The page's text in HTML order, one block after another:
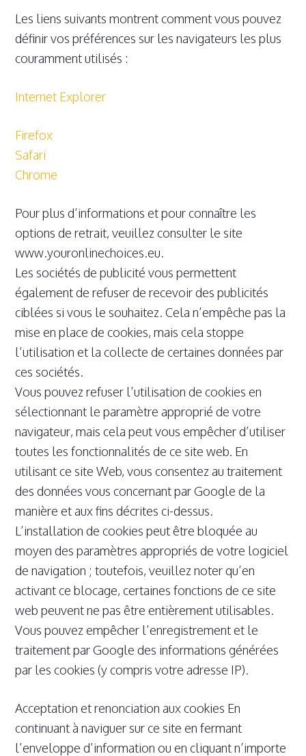
Les liens suivants montrent comment vous pouvez
définir vos préférences sur les navigateurs les plus
couramment utilisés :
Internet Explorer
Firefox
Safari
Chrome
Pour plus d’informations et pour connaître les
options de retrait, veuillez consulter le site
www.youronlinechoices.eu.
Les sociétés de publicité vous permettent
également de refuser de recevoir des publicités
ciblées si vous le souhaitez. Cela n’empêche pas la
mise en place de cookies, mais cela stoppe
l’utilisation et la collecte de certaines données par
ces sociétés.
Vous pouvez refuser l’utilisation de cookies en
sélectionnant le paramètre approprié de votre
navigateur, mais cela peut vous empêcher d’utiliser
toutes les fonctionnalités de ce site web. En
utilisant ce site Web, vous consentez au traitement
des données vous concernant par Google de la
manière et aux fins décrites ci-dessus.
L’installation de cookies peut être bloquée au
moyen des paramètres appropriés de votre logiciel
de navigation ; toutefois, veuillez noter qu’en
activant ce blocage, certaines fonctions de ce site
web peuvent ne pas être entièrement utilisables.
Vous pouvez empêcher l’enregistrement et le
traitement par Google des informations générées
par les cookies (y compris votre adresse IP).
Acceptation et renonciation aux cookies En
continuant à naviguer sur ce site en fermant
l’enveloppe d’information ou en cliquant n’importe